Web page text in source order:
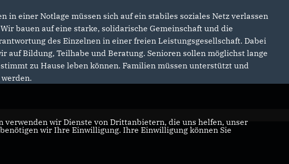
in einer Notlage müssen sich auf ein stabiles soziales Netz verlassen
bauen auf eine starke, solidarische Gemeinschaft und die
des Einzelnen in einer freien Leistungsgesellschaft. Dabei
auf Bildung, Teilhabe und Beratung. Senioren sollen möglichst lange
zu Hause leben können. Familien müssen unterstützt und
verwenden wir Dienste von Drittanbietern, die uns helfen, unser
wir Ihre Einwilligung. Ihre Einwilligung können Sie